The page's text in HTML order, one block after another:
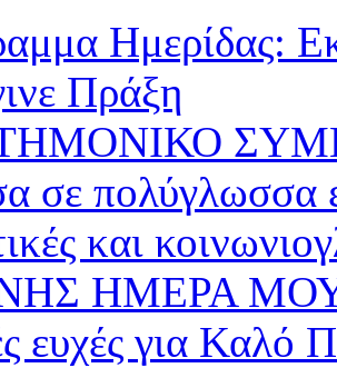
Ημερίδας:
Πράξη
σε πολύγλωσσα
και
ΗΜΕΡΑ
ευχές για Καλό